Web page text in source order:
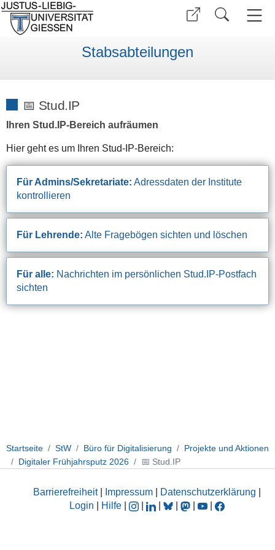
Stabsabteilungen
📅 Stud.IP
Ihren Stud.IP-Bereich aufräumen
Hier geht es um Ihren Stud-IP-Bereich:
Für Admins/Sekretariate: Adressdaten der Institute
kontrollieren
Für Lehrende: Alte Fragebögen sichten und löschen
Für alle: Nachrichten im persönlichen Stud.IP-Postfach
sichten
Startseite StW Büro für Digitalisierung
Projekte und Aktionen
Digitaler Frühjahrsputz 2026
📅 Stud.IP
Barrierefreiheit| Impressum Datenschutzerklärung
Login
Hilfe